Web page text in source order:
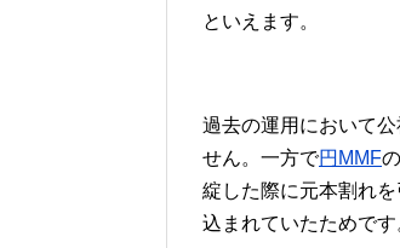
といえます。
過去の運用において
せん。一方で円MMF
綻した際に元本割れ
込まれていたためです